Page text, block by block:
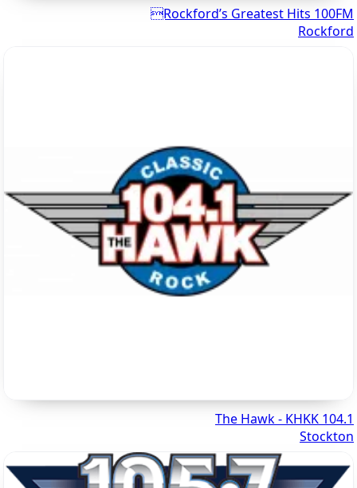
Rockford’s Greatest Hits 100FM
Rockford
104.1 The Hawk - KHKK
Stockton